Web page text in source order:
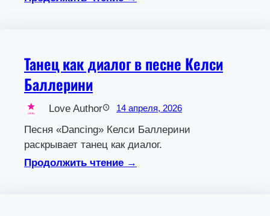
Танец как диалог в песне Келси
Баллерини
Love Author 14 апреля, 2026
Песня «Dancing» Келси Баллерини
раскрывает танец как диалог.
Продолжить чтение →